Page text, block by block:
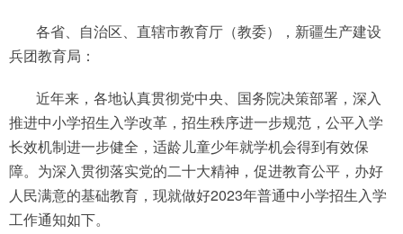
各省、自治区、直辖市教育厅（教委），新疆生产建设
兵团教育局：
近年来，各地认真贯彻党中央、国务院决策部署，深入
推进中小学招生入学改革，招生秩序进一步规范，公平入学
长效机制进一步健全，适龄儿童少年就学机会得到有效保
障。为深入贯彻落实党的二十大精神，促进教育公平，办好
人民满意的基础教育，现就做好2023年普通中小学招生入学
工作通知如下。